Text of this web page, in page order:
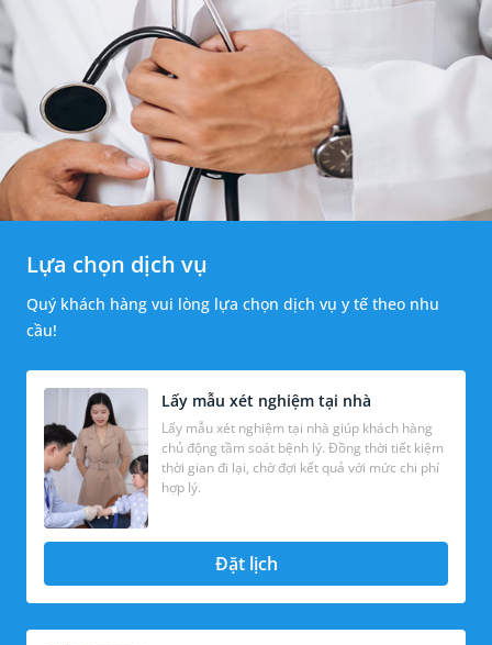
Lựa chọn dịch vụ
Quý khách hàng vui lòng lựa chọn dịch vụ y tế theo nhu
cầu!
Lấy mẫu xét nghiệm tại nhà
Lấy mẫu xét nghiệm tại nhà giúp khách hàng
chủ động tầm soát bệnh lý. Đồng thời tiết kiệm
thời gian đi lại, chờ đợi kết quả với mức chi phí
hợp lý.
Đặt lịch